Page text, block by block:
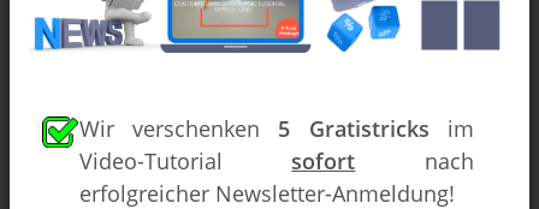
Wir verschenken 5 Gratistricks im
Video-Tutorial sofort nach
erfolgreicher Newsletter-Anmeldung!